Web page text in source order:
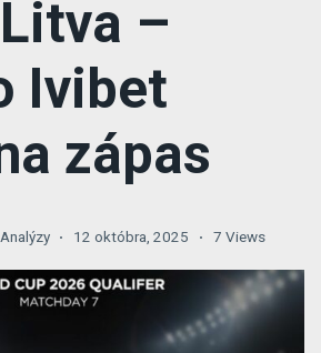
–
Ivibet
zápas
Analýzy 12 októbra, 2025 7 Views